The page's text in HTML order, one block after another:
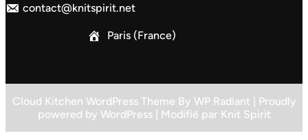
contact@knitspirit.net
Paris (France)
Cloud Kitchen WordPress Theme By WP Radiant | Proudly
powered by WordPress| Modifié par Knit Spirit